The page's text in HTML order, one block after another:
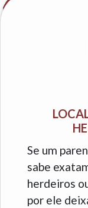
Se um
sabe
herdeiros
por ele